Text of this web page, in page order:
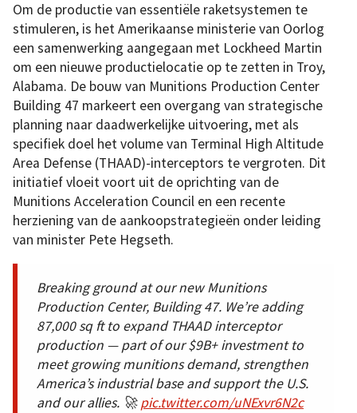
Om de productie van essentiële raketsystemen te
stimuleren, is het Amerikaanse ministerie van Oorlog
een samenwerking aangegaan met Lockheed Martin
om een nieuwe productielocatie op te zetten in Troy,
Alabama. De bouw van Munitions Production Center
Building 47 markeert een overgang van strategische
planning naar daadwerkelijke uitvoering, met als
specifiek doel het volume van Terminal High Altitude
Area Defense (THAAD)-interceptors te vergroten. Dit
initiatief vloeit voort uit de oprichting van de
Munitions Acceleration Council en een recente
herziening van de aankoopstrategieën onder leiding
van minister Pete Hegseth.
Breaking ground at our new Munitions
Production Center, Building 47. We’re adding
87,000 sq ft to expand THAAD interceptor
production — part of our $9B+ investment to
meet growing munitions demand, strengthen
America’s industrial base and support the U.S.
and our allies. 🚀pic.twitter.com/uNExvr6N2c